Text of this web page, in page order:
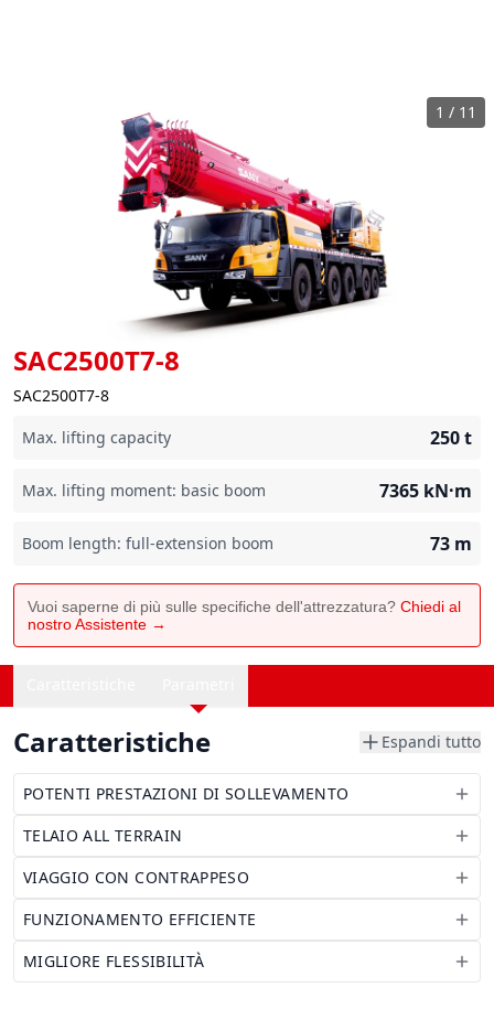
SAC2500T7-8
SAC2500T7-8
Max. lifting capacity
250t
Max. lifting moment: basic boom 7365 kN·m
Boom length: full-extension boom 73 m
Vuoi saperne di più sulle specifiche dell'attrezzatura? Chiedi al
nostro Assistente →
1 / 11
Caratteristiche Espandi tutto
POTENTI PRESTAZIONI DI SOLLEVAMENTO
TELAIO ALL TERRAIN
VIAGGIO CON CONTRAPPESO
FUNZIONAMENTO EFFICIENTE
MIGLIORE FLESSIBILITÀ